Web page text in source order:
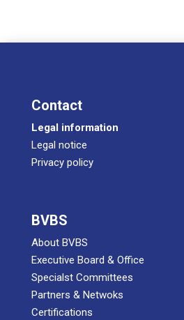
Cont­act
Legal infor­ma­ti­on
Legal noti­ce
Pri­va­cy policy
BVBS
About BVBS
Exe­cu­ti­ve Board & Office
Spe­cialst Committees
Part­ners & Netwoks
Certifications